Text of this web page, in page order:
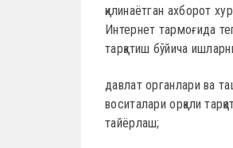
қилинаётган ахборот
Интернет тармоғида
тарқатиш бўйича
давлат органлари ва
воситалари орқали
тайёрлаш;